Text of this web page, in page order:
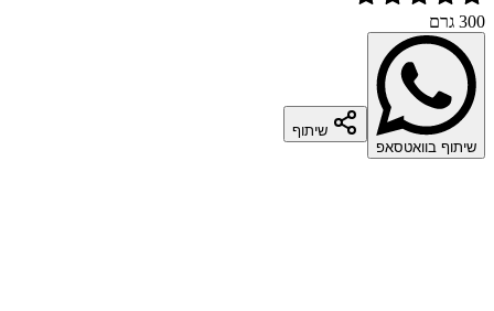
300 גרם
שיתוף בוואטסאפ
שיתוף